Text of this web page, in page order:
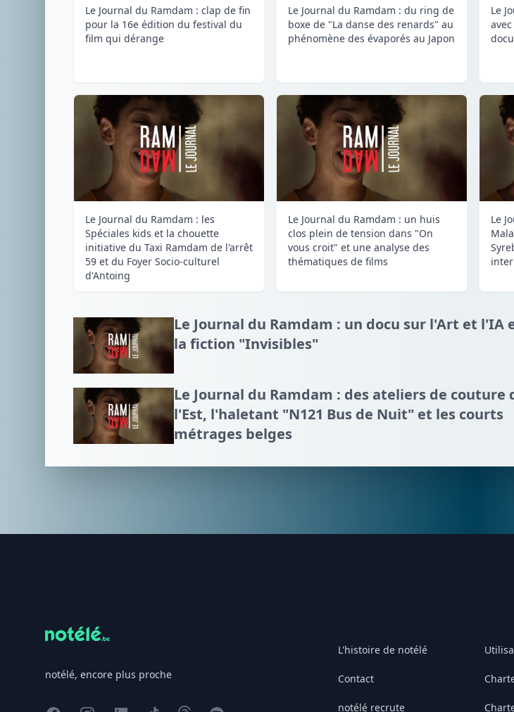
Le Journal du Ramdam : clap de fin
pour la 16e édition du festival du
film qui dérange
Le Journal du Ramdam : du ring de
boxe de "La danse des renards" au
phénomène des évaporés au Japon
Le
Le Journal du Ramdam : les
Spéciales kids et la chouette
initiative du Taxi Ramdam de l'arrêt
59 et du Foyer Socio-culturel
d'Antoing
Le Journal du Ramdam : un huis
clos plein de tension dans "On
vous croit" et une analyse des
thématiques de films
Le
Le Journal du Ramdam : un docu sur l'Art et l'IA
la fiction "Invisibles"
Le Journal du Ramdam : des ateliers de couture
l'Est, l'haletant "N121 Bus de Nuit" et les courts
métrages belges
notélé, encore plus proche
L'histoire de notélé
Contact
notélé recrute